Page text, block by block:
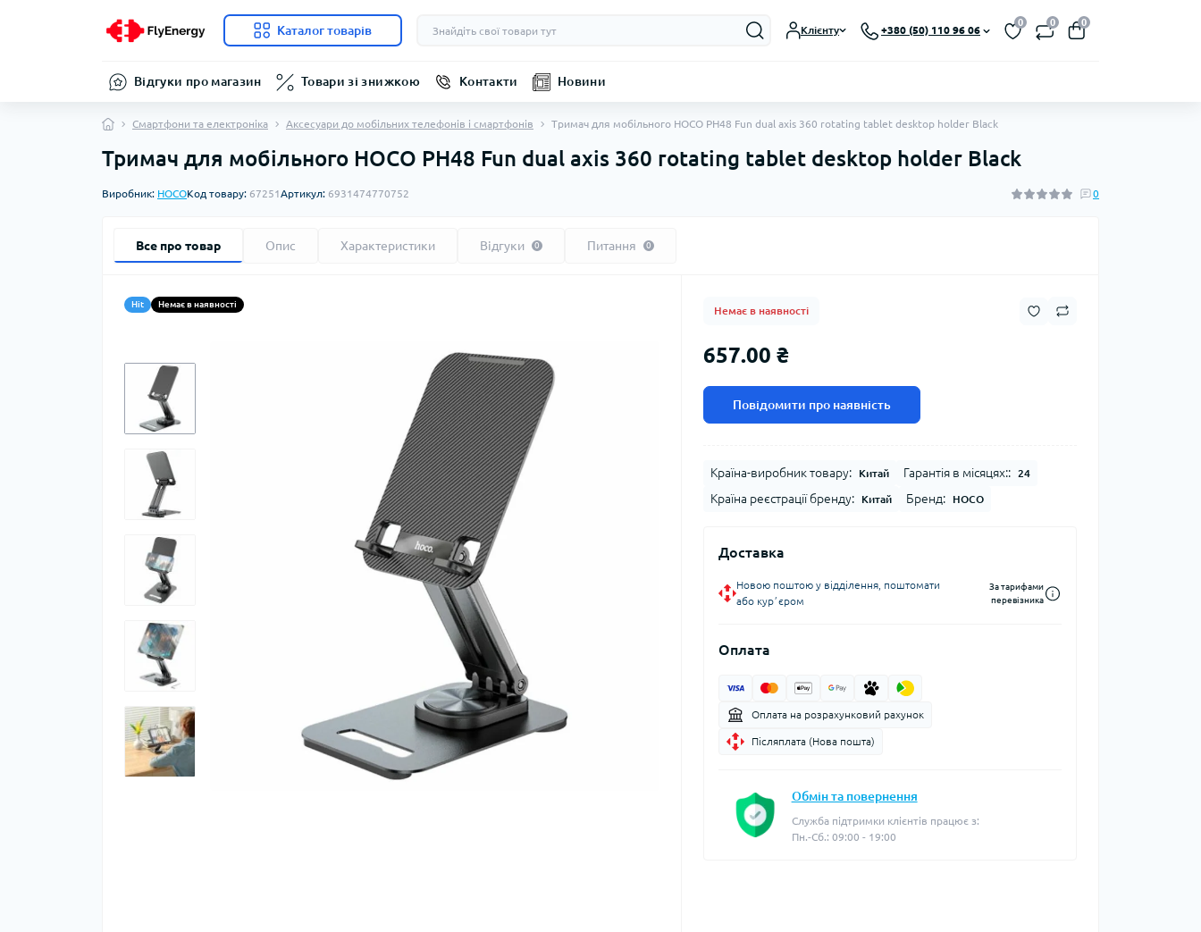
Каталог товарів Клієнту +380 (50) 110 96 06
0 0 0
Відгуки про магазин Товари зі знижкою Контакти Новини
Смартфони та електроніка Аксесуари до мобільних телефонів і смартфонів Тримач для мобільного HOCO PH48 Fun dual axis 360 rotating tablet desktop holder Black
Тримач для мобільного HOCO PH48 Fun dual axis 360 rotating tablet desktop holder Black
Виробник: HOCOКод товару: 67251Артикул: 6931474770752 0
Все про товар Опис Характеристики Відгуки 0 Питання 0
Hit Немає в наявності
Немає в наявності
657.00 ₴
Повідомити про наявність
Країна-виробник товару: Китай Гарантія в місяцях:: 24
Країна реєстрації бренду: Китай Бренд: HOCO
Доставка
Новою поштою у відділення, поштомати
або курʼєром
За тарифами
перевізника
Оплата
Оплата на розрахунковий рахунок
Післяплата (Нова пошта)
Обмін та повернення
Служба підтримки клієнтів працює з:
Пн.-Сб.: 09:00 - 19:00